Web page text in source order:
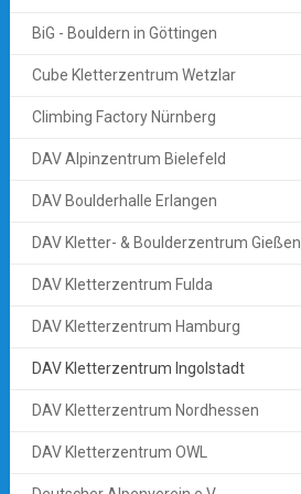
BiG - Bouldern in Göttingen
Cube Kletterzentrum Wetzlar
Climbing Factory Nürnberg
DAV Alpinzentrum Bielefeld
DAV Boulderhalle Erlangen
DAV Kletter- & Boulderzentrum Gießen
DAV Kletterzentrum Fulda
DAV Kletterzentrum Hamburg
DAV Kletterzentrum Ingolstadt
DAV Kletterzentrum Nordhessen
DAV Kletterzentrum OWL